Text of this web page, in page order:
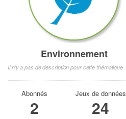
Environnement
Il n'y a pas de description pour cette thématique
Abonnés
2
Jeux de données
24